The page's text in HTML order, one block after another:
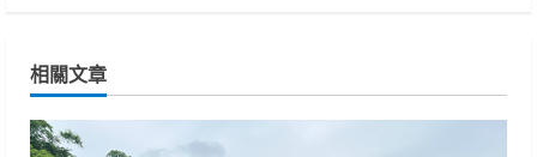
n
u
相關文章